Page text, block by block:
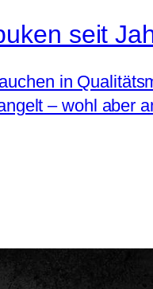
seit
in
– wohl aber